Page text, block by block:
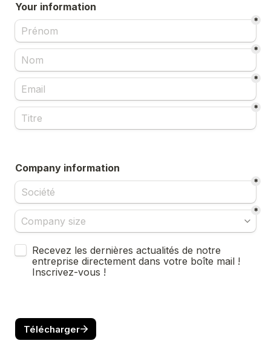
Your information
*
*
*
*
Company information
*
*
Untitled checkboxes field
Recevez les dernières actualités de notre
entreprise directement dans votre boîte mail !
Inscrivez-vous !
Télécharger